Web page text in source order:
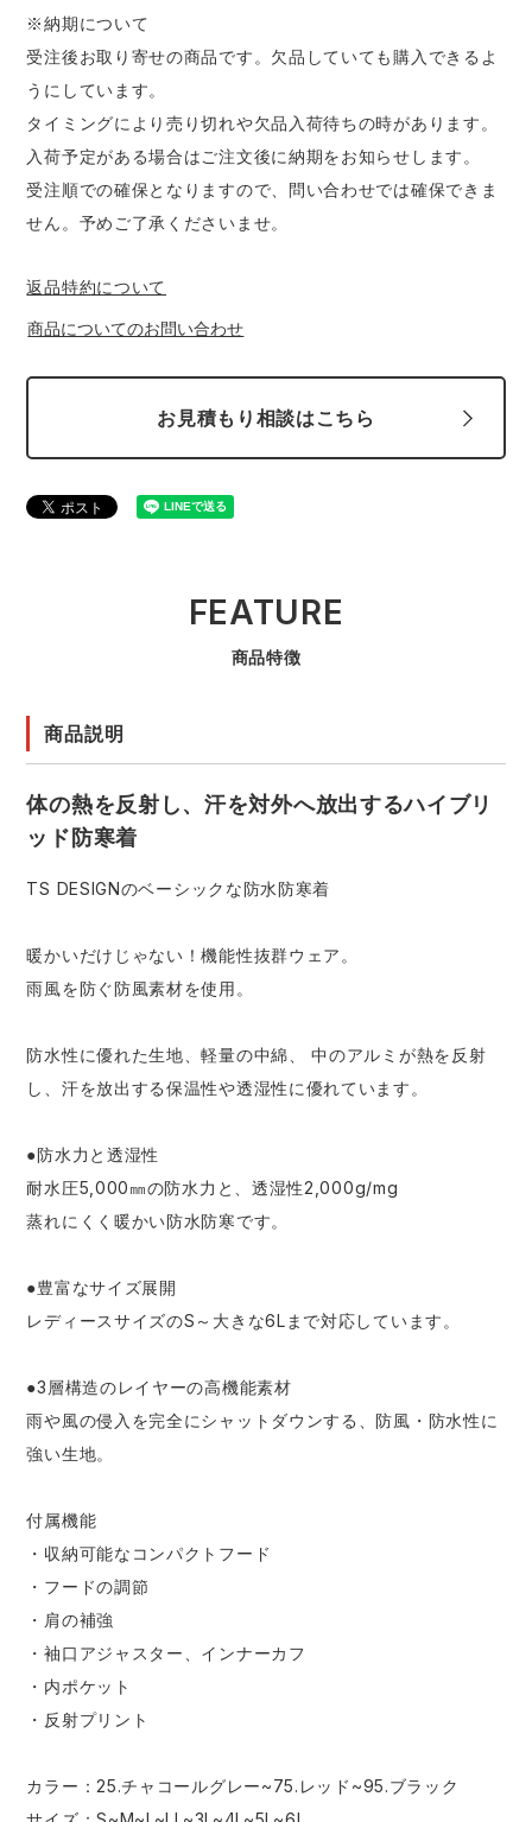
※納期について
受注後お取り寄せの商品です。欠品していても購入できるよ
うにしています。
タイミングにより売り切れや欠品入荷待ちの時があります。
入荷予定がある場合はご注文後に納期をお知らせします。
受注順での確保となりますので、問い合わせでは確保できま
せん。予めご了承くださいませ。
返品特約について
商品についてのお問い合わせ
お見積もり相談はこちら
FEATURE
商品特徴
商品説明
体の熱を反射し、汗を対外へ放出するハイブリ
ッド防寒着
TS DESIGNのベーシックな防水防寒着
暖かいだけじゃない！機能性抜群ウェア。
雨風を防ぐ防風素材を使用。
防水性に優れた生地、軽量の中綿、 中のアルミが熱を反射
し、汗を放出する保温性や透湿性に優れています。
●防水力と透湿性
耐水圧5,000㎜の防水力と、透湿性2,000g/mg
蒸れにくく暖かい防水防寒です。
●豊富なサイズ展開
レディースサイズのS～大きな6Lまで対応しています。
●3層構造のレイヤーの高機能素材
雨や風の侵入を完全にシャットダウンする、防風・防水性に
強い生地。
付属機能
・収納可能なコンパクトフード
・フードの調節
・肩の補強
・袖口アジャスター、インナーカフ
・内ポケット
・反射プリント
カラー：25.チャコールグレー~75.レッド~95.ブラック